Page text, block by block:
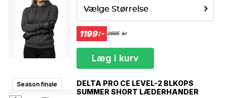
Vælge Størrelse
1199:- 2695 kr
Læg i kurv
Season finale
DELTA PRO CE LEVEL-2 BLKOPS
SUMMER SHORT LÆDERHANDER